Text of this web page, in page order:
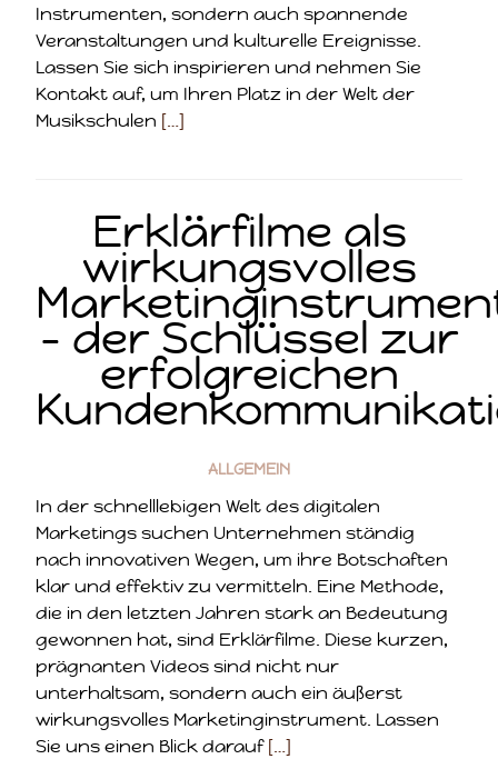
Instrumenten, sondern auch spannende
Veranstaltungen und kulturelle Ereignisse.
Lassen Sie sich inspirieren und nehmen Sie
Kontakt auf, um Ihren Platz in der Welt der
Musikschulen […]
Erklärfilme als
wirkungsvolles
– der Schlüssel zur
erfolgreichen
ALLGEMEIN
In der schnelllebigen Welt des digitalen
Marketings suchen Unternehmen ständig
nach innovativen Wegen, um ihre Botschaften
klar und effektiv zu vermitteln. Eine Methode,
die in den letzten Jahren stark an Bedeutung
gewonnen hat, sind Erklärfilme. Diese kurzen,
prägnanten Videos sind nicht nur
unterhaltsam, sondern auch ein äußerst
wirkungsvolles Marketinginstrument. Lassen
Sie uns einen Blick darauf[…]